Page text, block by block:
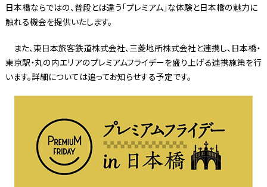
日本橋ならではの、普段とは違う「プレミアム」な体験と日本橋の魅力に
触れる機会を提供いたします。
また、東日本旅客鉄道株式会社、三菱地所株式会社と連携し、日本橋・
東京駅・丸の内エリアのプレミアムフライデーを盛り上げる連携施策を行
います。詳細については追ってお知らせする予定です。